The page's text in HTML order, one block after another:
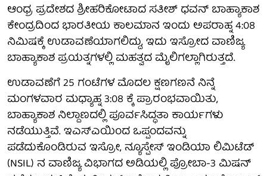
ಆಂಧ್ರ ಪ್ರದೇಶದ ಶ್ರೀಹರಿಕೋಟಾದ ಸತೀಶ್ ಧವನ್ ಬಾಹ್ಯಾಕಾಶ
ಕೇಂದ್ರದಿಂದ ಭಾರತೀಯ ಕಾಲಮಾನ ಇಂದು ಅಪರಾಹ್ನ 4:08
ನಿಮಿಷಕ್ಕೆ ಉಡಾವಣೆಯಾಗಲಿದ್ದು, ಇದು ಇಸ್ರೋದ ವಾಣಿಜ್ಯ
ಬಾಹ್ಯಾಕಾಶ ಪ್ರಯತ್ನಗಳಲ್ಲಿ ಮಹತ್ವದ ಮೈಲಿಗಲ್ಲಾಗಿರುತ್ತದೆ.
ಉಡಾವಣೆಗೆ 25 ಗಂಟೆಗಳ ಮೊದಲ ಕ್ಷಣಗಣನೆ ನಿನ್ನೆ
ಮಂಗಳವಾರ ಮಧ್ಯಾಹ್ನ 3:08 ಕ್ಕೆ ಪ್ರಾರಂಭವಾಯಿತು,
ಬಾಹ್ಯಾಕಾಶ ನಿಲ್ದಾಣದಲ್ಲಿ ಪೂರ್ವಸಿದ್ಧತಾ ಕಾರ್ಯಗಳು
ನಡೆಯುತ್ತಿವೆ. ಇಎಸ್‌ಎಯಿಂದ ಒಪ್ಪಂದವನ್ನು
ಪಡೆದುಕೊಂಡಿರುವ ಇಸ್ರೋ, ನ್ಯೂಸ್ಪೇಸ್ ಇಂಡಿಯಾ ಲಿಮಿಟೆಡ್
(NSIL) ನ ವಾಣಿಜ್ಯ ವಿಭಾಗದ ಅಡಿಯಲ್ಲಿ ಪ್ರೋಬಾ-3 ಮಿಷನ್